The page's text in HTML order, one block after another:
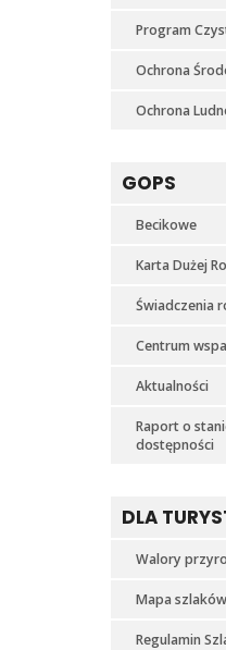
Program
Ochrona
Ochrona
GOPS
Becikowe
Karta Dużej
Świadczenia
Centrum
Aktualności
Raport o
dostępności
DLA
Walory
Mapa
Regulamin